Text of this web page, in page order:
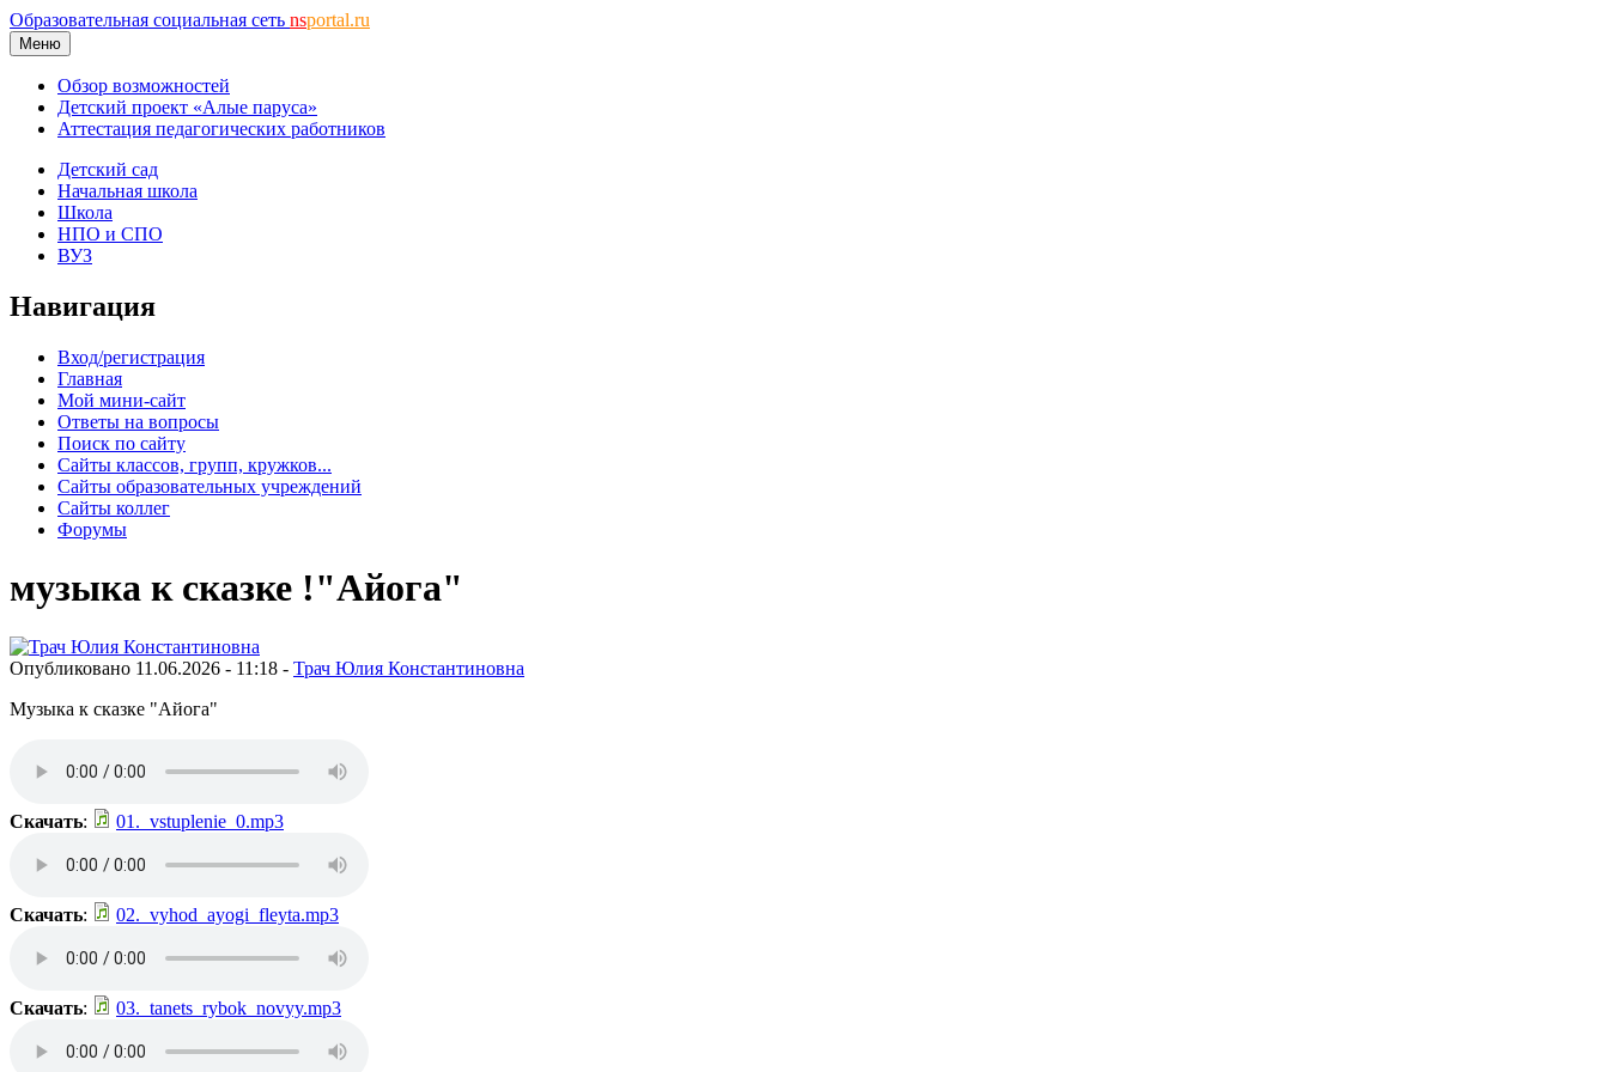
Образовательная социальная сеть nsportal.ru
Меню
Обзор возможностей
Детский проект «Алые паруса»
Аттестация педагогических работников
Детский сад
Начальная школа
Школа
НПО и СПО
ВУЗ
Навигация
Вход/регистрация
Главная
Мой мини-сайт
Ответы на вопросы
Поиск по сайту
Сайты классов, групп, кружков...
Сайты образовательных учреждений
Сайты коллег
Форумы
музыка к сказке !"Айога"
Опубликовано 11.06.2026 - 11:18 - Трач Юлия Константиновна
Музыка к сказке "Айога"
Скачать: 01._vstuplenie_0.mp3
Скачать: 02._vyhod_ayogi_fleyta.mp3
Скачать: 03._tanets_rybok_novyy.mp3